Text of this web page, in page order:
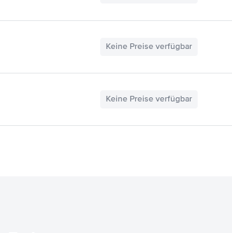
Keine Preise verfügbar
Keine Preise verfügbar